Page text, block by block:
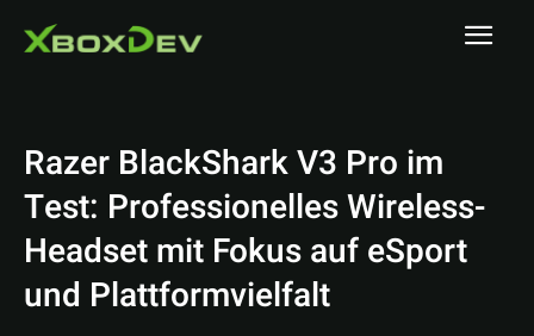
Razer BlackShark V3 Pro im
Test: Professionelles Wireless-
Headset mit Fokus auf eSport
und Plattformvielfalt